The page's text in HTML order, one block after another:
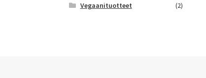
Vegaanituotteet
(2)